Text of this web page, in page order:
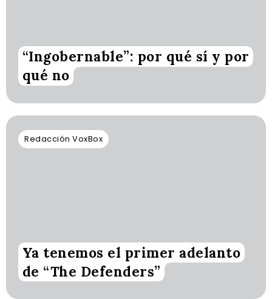
“Ingobernable”: por qué sí y por
qué no
Redacción VoxBox
Ya tenemos el primer adelanto
de “The Defenders”